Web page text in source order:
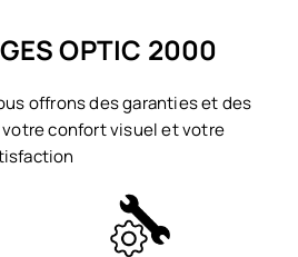
OPTIC 2000
offrons des garanties et des
confort visuel et votre